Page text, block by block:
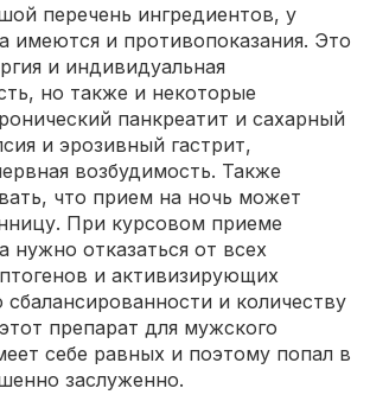
перечень ингредиентов, у
имеются и противопоказания. Это
и индивидуальная
но также и некоторые
панкреатит и сахарный
и эрозивный гастрит,
возбудимость. Также
что прием на ночь может
При курсовом приеме
нужно отказаться от всех
и активизирующих
и количеству
препарат для мужского
себе равных и поэтому попал в
заслуженно.